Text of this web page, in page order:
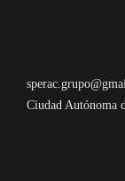
Ciudad Autónoma